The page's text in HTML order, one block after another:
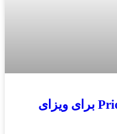
فعال‌سازی سرویس Priority برای ویزای